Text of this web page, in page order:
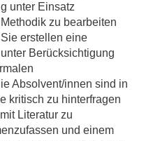
unter Einsatz
zu bearbeiten
erstellen eine
Berücksichtigung
Absolvent/innen sind in
kritisch zu hinterfragen
Literatur zu
und einem